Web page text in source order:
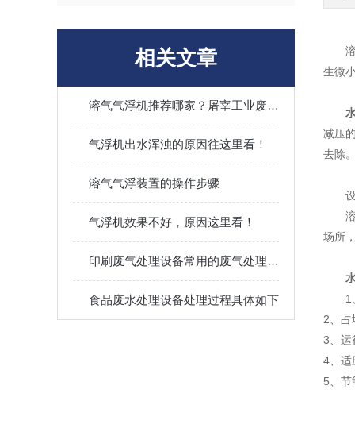
相关文章
溶气气浮机推荐哪家？屠宰工业废水专用源头生产企业盘点
气浮机出水浑浊的原因往这里看！
溶气气浮装置的操作步骤
气浮机效果不好，原因这里看！
印刷废气处理设备常用的废气处理方法有两种？
食品废水处理设备处理过程具体如下
生微
减压
去除
场所
1
2、占
3、运
4、适
5、节